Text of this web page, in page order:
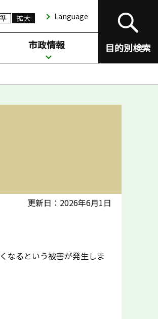
Language
目的別検索
市政情報
更新日：2026年6月1日
なるという被害が発生しま